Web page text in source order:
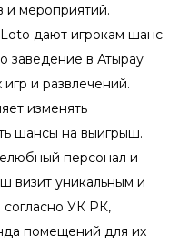
и мероприятий.
дают игрокам шанс
заведение в Атырау
и развлечений.
изменять
шансы на выигрыш.
персонал и
визит уникальным и
УК РК,
помещений для их